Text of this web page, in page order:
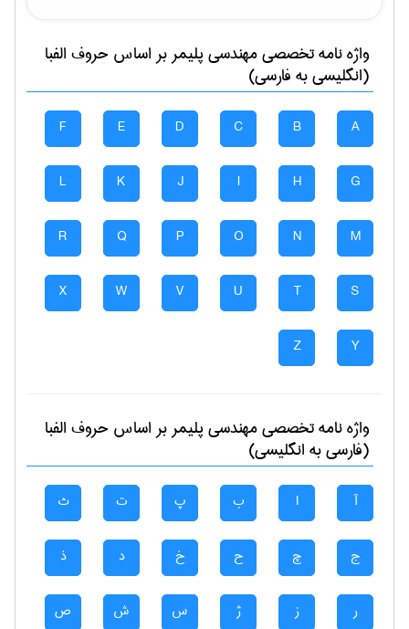
واژه نامه تخصصیمهندسی پليمربر اساس حروف الفبا
(انگلیسی به فارسی)
A
B
C
D
E
F
G
H
I
J
K
L
M
N
O
P
Q
R
S
T
U
V
W
X
Y
Z
واژه نامه تخصصیمهندسی پليمربر اساس حروف الفبا
(فارسی به انگلیسی)
آ ا ب پ ت ث
ج چ ح خ د ذ
ر ز ژ س ش ص